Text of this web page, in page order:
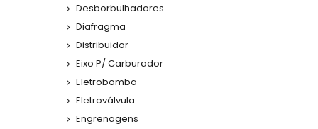
Desborbulhadores
Diafragma
Distribuidor
Eixo P/ Carburador
Eletrobomba
Eletroválvula
Engrenagens